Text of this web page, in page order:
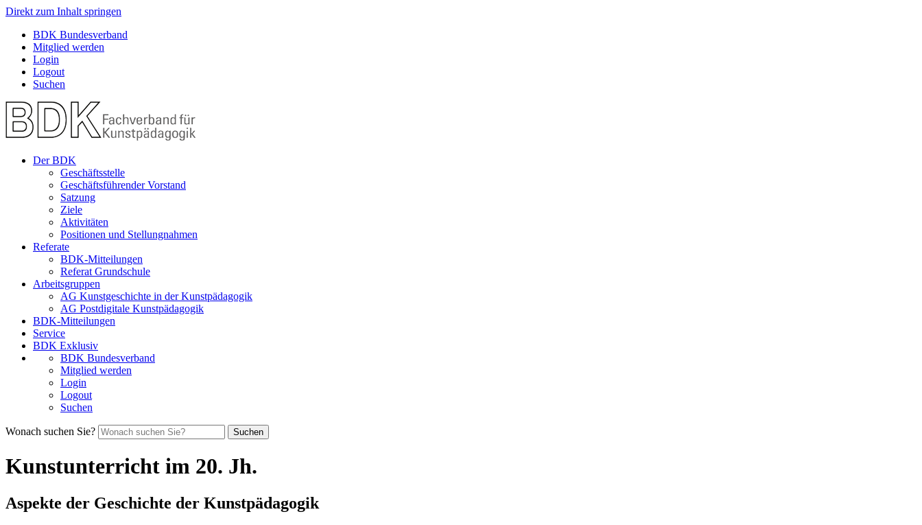
Direkt zum Inhalt springen
BDK Bundesverband
Mitglied werden
Login
Logout
Suchen
Der BDK
Geschäftsstelle
Geschäftsführender Vorstand
Satzung
Ziele
Aktivitäten
Positionen und Stellungnahmen
Referate
BDK-Mitteilungen
Referat Grundschule
Arbeitsgruppen
AG Kunstgeschichte in der Kunstpädagogik
AG Postdigitale Kunstpädagogik
BDK-Mitteilungen
Service
BDK Exklusiv
BDK Bundesverband
Mitglied werden
Login
Logout
Suchen
Wonach suchen Sie? Suchen
Kunstunterricht im 20. Jh.
Aspekte der Geschichte der Kunstpädagogik